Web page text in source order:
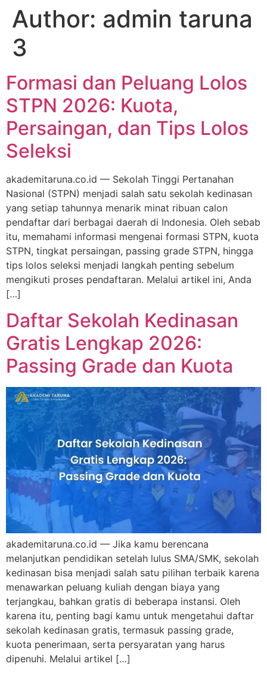
Author: admin taruna
3
Formasi dan Peluang Lolos
STPN 2026: Kuota,
Persaingan, dan Tips Lolos
Seleksi
akademitaruna.co.id — Sekolah Tinggi Pertanahan
Nasional (STPN) menjadi salah satu sekolah kedinasan
yang setiap tahunnya menarik minat ribuan calon
pendaftar dari berbagai daerah di Indonesia. Oleh sebab
itu, memahami informasi mengenai formasi STPN, kuota
STPN, tingkat persaingan, passing grade STPN, hingga
tips lolos seleksi menjadi langkah penting sebelum
mengikuti proses pendaftaran. Melalui artikel ini, Anda
[…]
Daftar Sekolah Kedinasan
Gratis Lengkap 2026:
Passing Grade dan Kuota
akademitaruna.co.id — Jika kamu berencana
melanjutkan pendidikan setelah lulus SMA/SMK, sekolah
kedinasan bisa menjadi salah satu pilihan terbaik karena
menawarkan peluang kuliah dengan biaya yang
terjangkau, bahkan gratis di beberapa instansi. Oleh
karena itu, penting bagi kamu untuk mengetahui daftar
sekolah kedinasan gratis, termasuk passing grade,
kuota penerimaan, serta persyaratan yang harus
dipenuhi. Melalui artikel […]